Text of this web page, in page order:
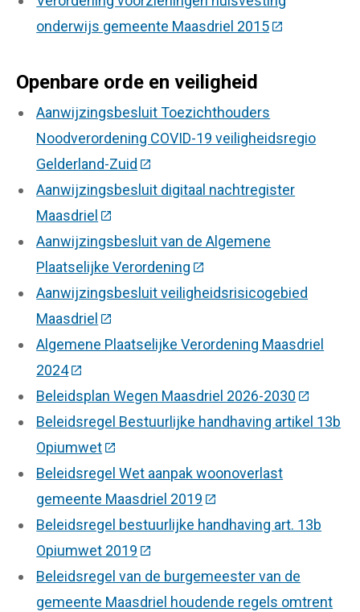
onderwijs gemeente Maasdriel 2015(Deze link
Openbare orde en veiligheid
Aanwijzingsbesluit Toezichthouders
Noodverordening COVID-19 veiligheidsregio
Gelderland-Zuid (Deze link gaat naar een externe
Aanwijzingsbesluit digitaal nachtregister
Maasdriel (Deze link gaat naar een externe
Aanwijzingsbesluit van de Algemene
Plaatselijke Verordening (Deze link gaat naar een
Aanwijzingsbesluit veiligheidsrisicogebied
Maasdriel (Deze link gaat naar een externe
Algemene Plaatselijke Verordening Maasdriel
2024(Deze link gaat naar een externe website)
Beleidsplan Wegen Maasdriel 2026-2030 (Deze
Beleidsregel Bestuurlijke handhaving artikel 13b
Opiumwet(Deze link gaat naar een externe
Beleidsregel Wet aanpak woonoverlast
gemeente Maasdriel 2019 (Deze link gaat naar
Beleidsregel bestuurlijke handhaving art. 13b
Opiumwet 2019 (Deze link gaat naar een externe
Beleidsregel van de burgemeester van de
gemeente Maasdriel houdende regels omtrent